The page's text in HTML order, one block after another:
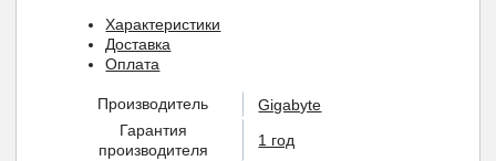
Характеристики
Доставка
Оплата
Производитель
Gigabyte
Гарантия
производителя
1 год